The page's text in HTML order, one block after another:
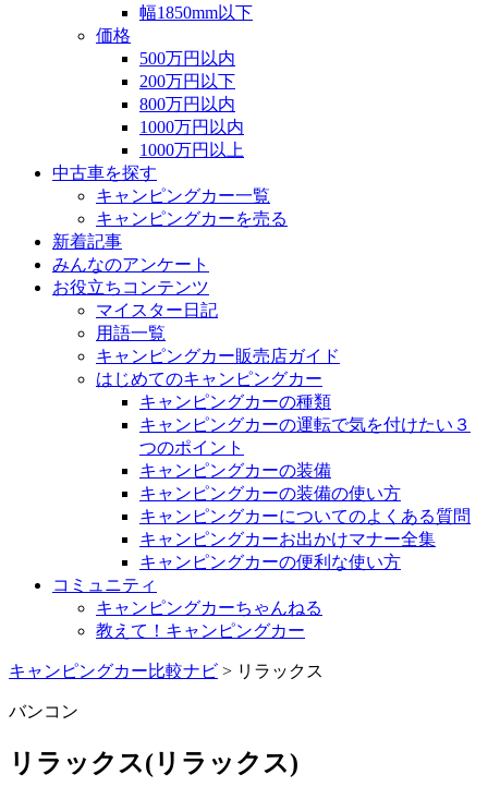
幅1850mm以下
価格
500万円以内
200万円以下
800万円以内
1000万円以内
1000万円以上
中古車を探す
キャンピングカー一覧
キャンピングカーを売る
新着記事
みんなのアンケート
お役立ちコンテンツ
マイスター日記
用語一覧
キャンピングカー販売店ガイド
はじめてのキャンピングカー
キャンピングカーの種類
キャンピングカーの運転で気を付けたい３
つのポイント
キャンピングカーの装備
キャンピングカーの装備の使い方
キャンピングカーについてのよくある質問
キャンピングカーお出かけマナー全集
キャンピングカーの便利な使い方
コミュニティ
キャンピングカーちゃんねる
教えて！キャンピングカー
キャンピングカー比較ナビ > リラックス
バンコン
リラックス(リラックス)